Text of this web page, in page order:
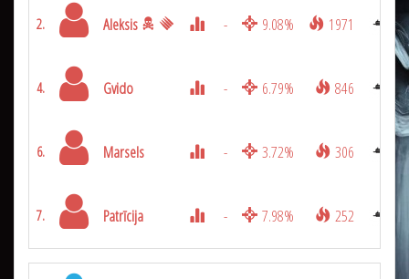
2. Aleksis - 9.08% 1971
4. Gvido - 6.79% 846
6. Marsels - 3.72% 306
7. Patrīcija - 7.98% 252